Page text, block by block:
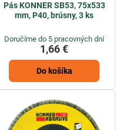
Pás KONNER SB53, 75x533
mm, P40, brúsny, 3 ks
Doručíme do 5 pracovných dní
1,66 €
Do košíka